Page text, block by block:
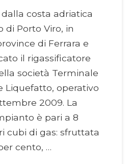
costa adriatica
di Porto Viro, in
di Ferrara e
il rigassificatore
società Terminale
Liquefatto, operativo
2009. La
è pari a 8
cubi di gas: sfruttata
cento, …